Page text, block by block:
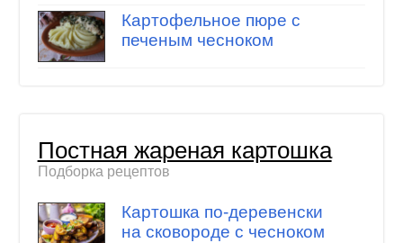
Картофельное пюре с
печеным чесноком
Постная жареная картошка
Подборка рецептов
Картошка по-деревенски
на сковороде с чесноком